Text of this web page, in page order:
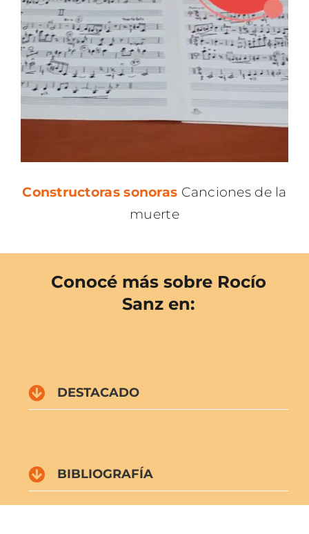
Constructorassonoras Canciones de la
muerte
Conocé más sobre Rocío
Sanz en:
DESTACADO
BIBLIOGRAFÍA